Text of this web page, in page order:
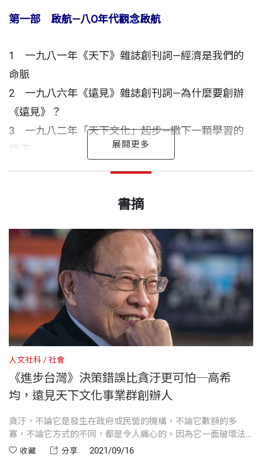
當年高希均的文章〈天下哪有白吃的午餐？〉叫每個
人眼睛為之一亮，腦袋像猛然被鑿開了。高教授警告
國人，不能靠政府開支票過日子，羊毛一定出在羊身
上。他呼籲政府和社會大眾在觀念和行動上要懂得
「付出」和「創新」，才能過渡到一個真正有尊嚴的
他的另一宏文〈決策錯誤比貪汙更可怕〉，等於再給
政府一記重拳。而當時的政府雖被人形容為「專
權」，倒是有容言的雅量，也有改進的勇氣。中華民
國能逐漸走向現代化，發展經濟，增強國力，靠各方
面的努力，輿論界是其中的一環。而在媒體上發揮導
引作用的學者，高希均教授無疑是先鋒隊中的主力。
—— 張作錦（《聯合報》前總編輯）
值得我們鍥而不捨、持續推動的「進步觀念」
—對人要講究平等的人際關係，不受人情干擾。
—對事要遵守法治的精神，不受特權的影響。
—每人要有是非心、正義感、善盡社會責任。
第一部 啟航—八O年代觀念啟航
1 一九八一年《天下》雜誌創刊詞—經濟是我們的
命脈
2 一九八六年《遠見》雜誌創刊詞—為什麼要創辦
《遠見》？
3 一九八二年「天下文化」起步—撒下一顆學習的
種子
4 二OO二年「小天下」的誕生—以少兒優良讀物為
5 二OO六年《哈佛商業評論》全球繁體中文版問世
第二部 共擁天下—播種「改」與「變」的進步觀念
（1981-1986）
1 我們的企業家在哪裡？
2 創造財富才能照顧低所得
3 我們要把什麼留給下一代
4 人力投資與人才利用
5 決策錯誤比貪汙更可怕
7「按道理做」—財經決策的基本原則
8 扭轉財經政策的「無力感」
張作錦
1977年4月間，我在當時的媒體上，看到兩篇署名
「高希均」的文章，字數不多，但觀點新穎，說理動
人。經打聽，作者是美國威斯康辛大學的經濟學教
授，受當時行政院經建會及台灣大學的邀請回國。我
請他吃飯聊天，當然意在約稿。當時台灣雖不富裕，
《聯合報》請作者下個小館還是不成問題的，但高先
生卻隨意走進一家快餐店，每人一杯咖啡一個漢堡，
吃得簡單，談得深入。
（一）「天下哪有白吃的午餐？」
一九三六年南京出生，江南度過童年，一九四九年來
學（原為省立台中農學院）與美國南達科達州立大學
（碩士）畢業，並獲三校傑出校友獎。
一九六四年獲密西根州立大學經濟發展博士，應聘為
威斯康辛大學（河城校區）經濟系助理教授，繼續發
表英文論述，七年後升任正教授，並出任經濟系主任
（一九七一∼一九八〇）。
一九七一年當選美國傑出教育家，一九七四年威斯康
辛大學傑出教授獎，一九九八年威州州長卓越貢獻
獎。美國傅爾布萊特訪問教授名人堂。二〇一三年亞
洲大學第一屆名譽管理學博士，二〇一四年中興大學
書號 BGB512
出版社 天下文化
裝幀 軟皮精裝
開本 14.8×21cm
印刷規格 黑白
書摘
人文社科 社會
《進步台灣》決策錯誤比貪汙更可怕─高希
均，遠見天下文化事業群創辦人
貪汙，不論它是發生在政府或民營的機構，不論它數額的多
寡，不論它方式的不同，都是令人痛心的。因為它一面破壞法
紀，助長權勢；另一方面又腐蝕民心，造成特權。
收藏 分享 2021/09/16